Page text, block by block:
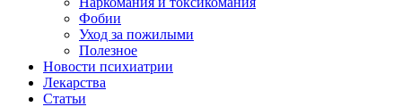
Фобии
Уход за пожилыми
Полезное
Новости психиатрии
Лекарства
Статьи